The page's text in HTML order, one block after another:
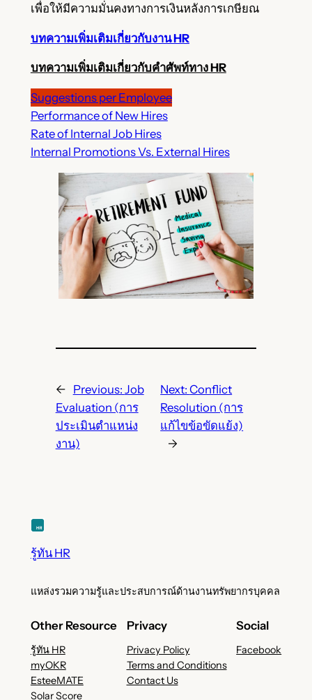
เพื่อให้มีความมั่นคงทางการเงินหลังการเกษียณ
บทความเพิ่มเติมเกี่ยวกับงาน HR
บทความเพิ่มเติมเกี่ยวกับคำศัพท์ทาง HR
Suggestions per Employee
Performance of New Hires
Rate of Internal Job Hires
Internal Promotions Vs. External Hires
← Previous: Job
Evaluation (การ
ประเมินตำแหน่ง
งาน)
Next:Conflict
Resolution (การ
แก้ไขข้อขัดแย้ง)
→
รู้ทัน HR
แหล่งรวมความรู้และประสบการณ์ด้านงานทรัพยากรบุคคล
Other Resource
รู้ทัน HR
myOKR
EsteeMATE
Solar Score
Privacy
Privacy Policy
Terms and Conditions
Contact Us
Social
Facebook